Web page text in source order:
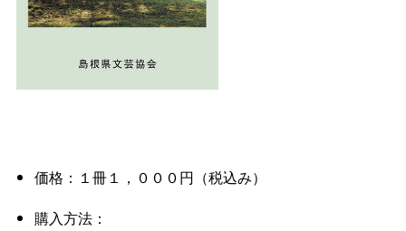
価格：１冊１，０００円（税込み）
購入方法：